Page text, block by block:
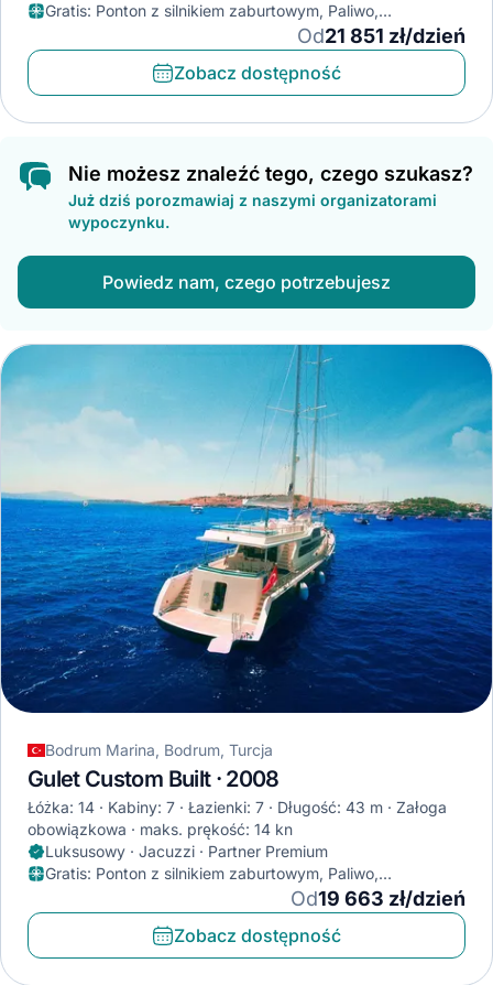
Gratis: Ponton z silnikiem zaburtowym, Paliwo,
Od21 851 zł/dzień
Zobacz dostępność
Nie możesz znaleźć tego, czego szukasz?
Już dziś porozmawiaj z naszymi organizatorami
wypoczynku.
Powiedz nam, czego potrzebujesz
Bodrum Marina, Bodrum, Turcja
Gulet Custom Built · 2008
Łóżka: 14 Kabiny: 7 Łazienki: 7 Długość: 43 m
Załoga
obowiązkowa
maks. prękość: 14 kn
Luksusowy · Jacuzzi · Partner Premium
Gratis: Ponton z silnikiem zaburtowym, Paliwo,
Od19 663 zł/dzień
Zobacz dostępność